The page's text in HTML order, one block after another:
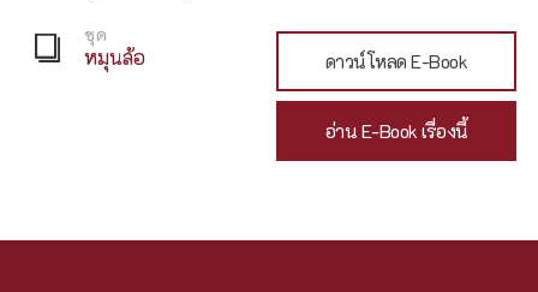
ชุด
หมุนล้อ ดาวน์โหลด E-Book
อ่าน E-Book เรื่องนี้